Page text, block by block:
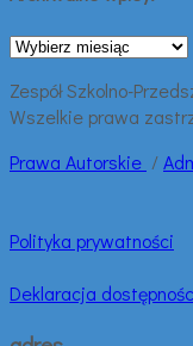
Archiwalne
Zespół Szkolno-
Wszelkie prawa
Prawa Autorskie /
Polityka prywatności
Deklaracja